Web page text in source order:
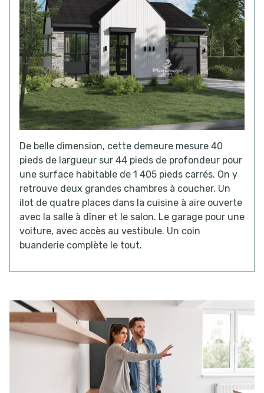
De belle dimension, cette demeure mesure 40
pieds de largueur sur 44 pieds de profondeur pour
une surface habitable de 1 405 pieds carrés. On y
retrouve deux grandes chambres à coucher. Un
ilot de quatre places dans la cuisine à aire ouverte
avec la salle à dîner et le salon. Le garage pour une
voiture, avec accès au vestibule. Un coin
buanderie complète le tout.